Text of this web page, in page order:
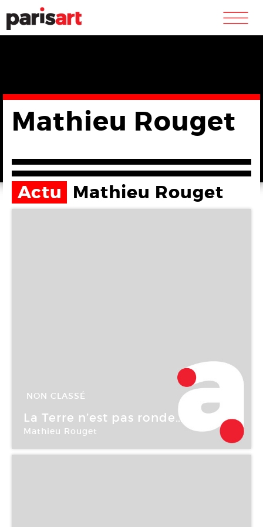
m
Mathieu Rouget
Actu Mathieu Rouget
NON CLASSÉ
13 Jan - 03 Mar 2007
La Terre n’est pas ronde…
Mathieu Rouget